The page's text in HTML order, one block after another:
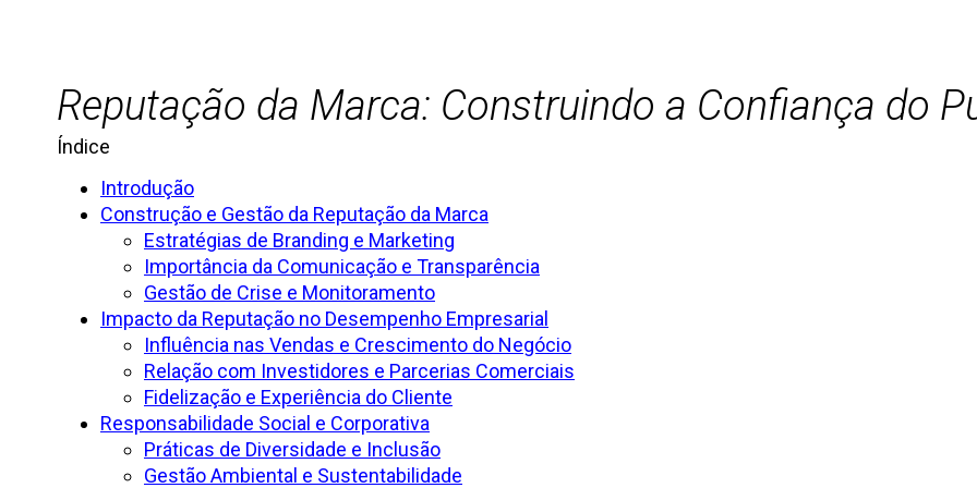
Reputação da Marca: Construindo a Confiança do
Índice
Introdução
Construção e Gestão da Reputação da Marca
Estratégias de Branding e Marketing
Importância da Comunicação e Transparência
Gestão de Crise e Monitoramento
Impacto da Reputação no Desempenho Empresarial
Influência nas Vendas e Crescimento do Negócio
Relação com Investidores e Parcerias Comerciais
Fidelização e Experiência do Cliente
Responsabilidade Social e Corporativa
Práticas de Diversidade e Inclusão
Gestão Ambiental e Sustentabilidade